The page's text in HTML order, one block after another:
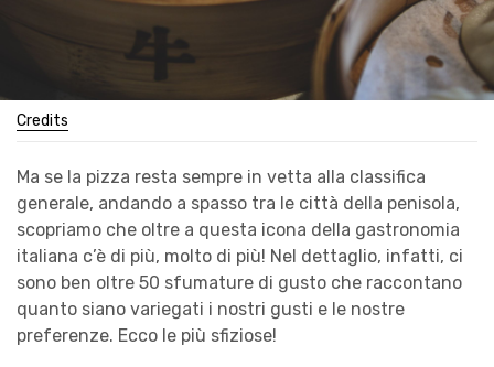
Credits
Ma se la pizza resta sempre in vetta alla classifica
generale, andando a spasso tra le città della penisola,
scopriamo che oltre a questa icona della gastronomia
italiana c’è di più, molto di più! Nel dettaglio, infatti, ci
sono ben oltre 50 sfumature di gusto che raccontano
quanto siano variegati i nostri gusti e le nostre
preferenze. Ecco le più sfiziose!